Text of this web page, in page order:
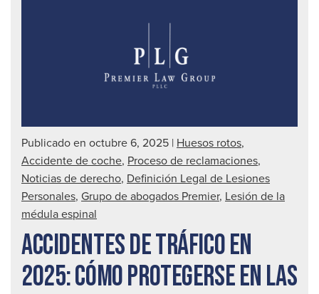
Publicado en octubre 6, 2025 | Huesos rotos,
Accidente de coche, Proceso de reclamaciones,
Noticias de derecho, Definición Legal de Lesiones
Personales, Grupo de abogados Premier, Lesión de la
médula espinal
ACCIDENTES DE TRÁFICO EN
2025: CÓMO PROTEGERSE EN LAS